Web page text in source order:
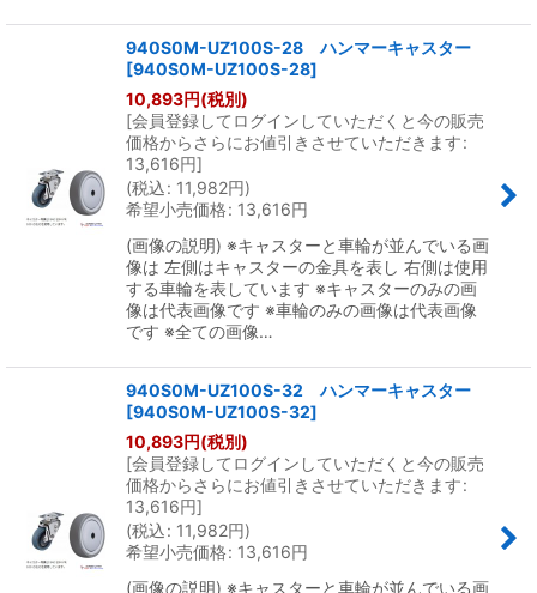
940S0M-UZ100S-28 ハンマーキャスター
[940S0M-UZ100S-28]
10,893円(税別)
[会員登録してログインしていただくと今の販売
価格からさらにお値引きさせていただきます:
13,616円]
(税込: 11,982円)
希望小売価格: 13,616円
(画像の説明) ※キャスターと車輪が並んでいる画
像は 左側はキャスターの金具を表し 右側は使用
する車輪を表しています ※キャスターのみの画
像は代表画像です ※車輪のみの画像は代表画像
です ※全ての画像…
940S0M-UZ100S-32 ハンマーキャスター
[940S0M-UZ100S-32]
10,893円(税別)
[会員登録してログインしていただくと今の販売
価格からさらにお値引きさせていただきます:
13,616円]
(税込: 11,982円)
希望小売価格: 13,616円
(画像の説明) ※キャスターと車輪が並んでいる画